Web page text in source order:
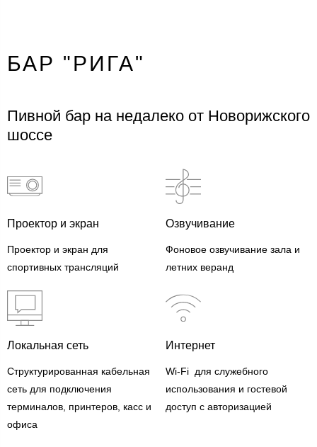
БАР "РИГА"
Пивной бар на недалеко от Новорижского
шоссе
Проектор и экран
Проектор и экран для
спортивных трансляций
Озвучивание
Фоновое озвучивание зала и
летних веранд
Локальная сеть
Структурированная кабельная
сеть для подключения
терминалов, принтеров, касс и
офиса
Интернет
Wi-Fi для служебного
использования и гостевой
доступ с авторизацией